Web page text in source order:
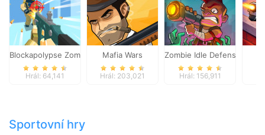
Blockapolypse Zombie Shooter
Hrál: 64,141
Mafia Wars
Hrál: 203,021
Zombie Idle Defense
Hrál: 156,911
Sportovní hry